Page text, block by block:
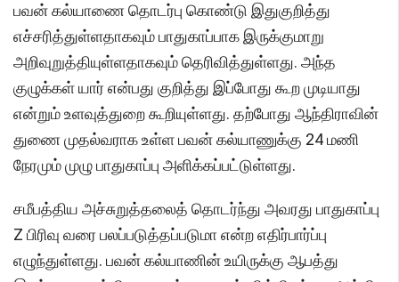
பவன் கல்யாணை தொடர்பு கொண்டு இதுகுறித்து
எச்சரித்துள்ளதாகவும் பாதுகாப்பாக இருக்குமாறு
அறிவுறுத்தியுள்ளதாகவும் தெரிவித்துள்ளது. அந்த
குழுக்கள் யார் என்பது குறித்து இப்போது கூற முடியாது
என்றும் உளவுத்துறை கூறியுள்ளது. தற்போது ஆந்திராவின்
துணை முதல்வராக உள்ள பவன் கல்யாணுக்கு 24 மணி
நேரமும் முழு பாதுகாப்பு அளிக்கப்பட்டுள்ளது.
சமீபத்திய அச்சுறுத்தலைத் தொடர்ந்து அவரது பாதுகாப்பு
Z பிரிவு வரை பலப்படுத்தப்படுமா என்ற எதிர்பார்ப்பு
எழுந்துள்ளது. பவன் கல்யாணின் உயிருக்கு ஆபத்து